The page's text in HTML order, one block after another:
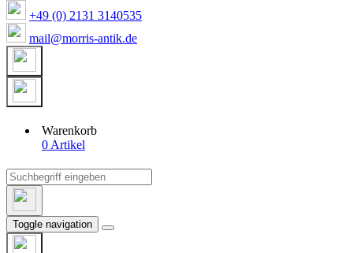
+49 (0) 2131 3140535
mail@morris-antik.de
Warenkorb
0 Artikel
Toggle navigation